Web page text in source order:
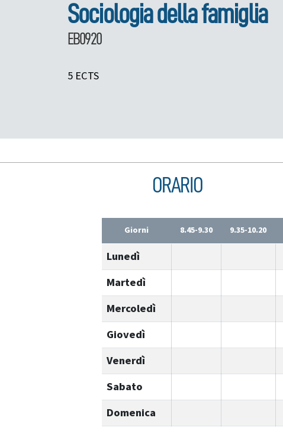
Sociologia della famiglia
EB0920
5 ECTS
ORARIO
Giorni 8.45-9.30 9.35-10.20
Lunedì
Martedì
Mercoledì
Giovedì
Venerdì
Sabato
Domenica